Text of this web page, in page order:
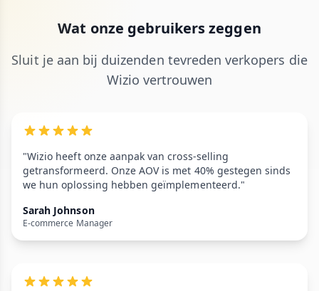
Wat onze gebruikers zeggen
Sluit je aan bij duizenden tevreden verkopers die
Wizio vertrouwen
"Wizio heeft onze aanpak van cross-selling
getransformeerd. Onze AOV is met 40% gestegen sinds
we hun oplossing hebben geïmplementeerd."
Sarah Johnson
E-commerce Manager